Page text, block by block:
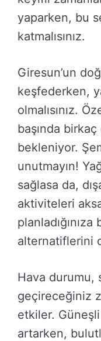
yaparken, bu
katmalısınız.
Giresun’un
keşfederken,
olmalısınız.
başında
bekleniyor.
unutmayın!
sağlasa da,
aktiviteleri
alternatiflerini
Hava durumu,
geçireceğiniz
etkiler.
artarken,